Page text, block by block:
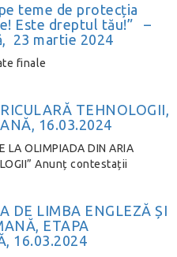
teme de protecția
Este dreptul tău!” –
23 martie 2024
finale
TEHNOLOGII,
16.03.2024
LA OLIMPIADA DIN ARIA
Anunț contestații
DE LIMBA ENGLEZĂ ȘI
ETAPA
16.03.2024